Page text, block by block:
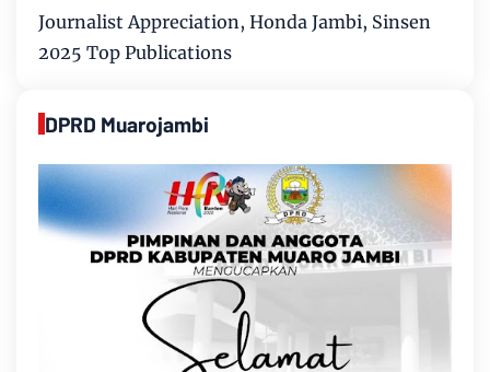
Journalist Appreciation, Honda Jambi, Sinsen
2025 Top Publications
DPRD Muarojambi